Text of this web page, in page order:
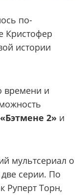
по-
Кристофер
истории
времени и
«Бэтмене 2» и
мультсериал о
серии. По
Руперт Торн,